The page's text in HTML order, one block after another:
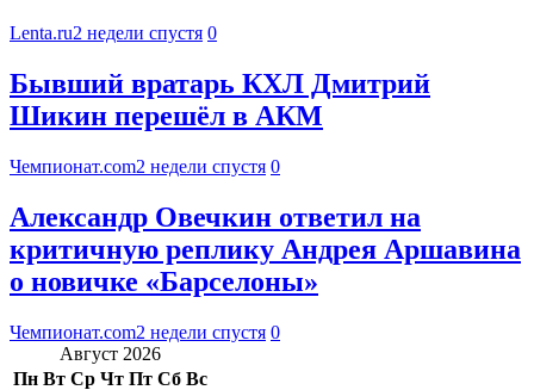
Lenta.ru2 недели спустя 0
Бывший вратарь КХЛ Дмитрий
Шикин перешёл в АКМ
Чемпионат.com2 недели спустя 0
Александр Овечкин ответил на
критичную реплику Андрея Аршавина
о новичке «Барселоны»
Чемпионат.com2 недели спустя 0
Август 2026
Пн Вт Ср Чт Пт Сб Вс